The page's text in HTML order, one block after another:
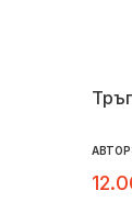
АВТОР: